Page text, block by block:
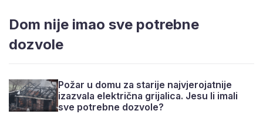
Dom nije imao sve potrebne
dozvole
Požar u domu za starije najvjerojatnije
izazvala električna grijalica. Jesu li imali
sve potrebne dozvole?